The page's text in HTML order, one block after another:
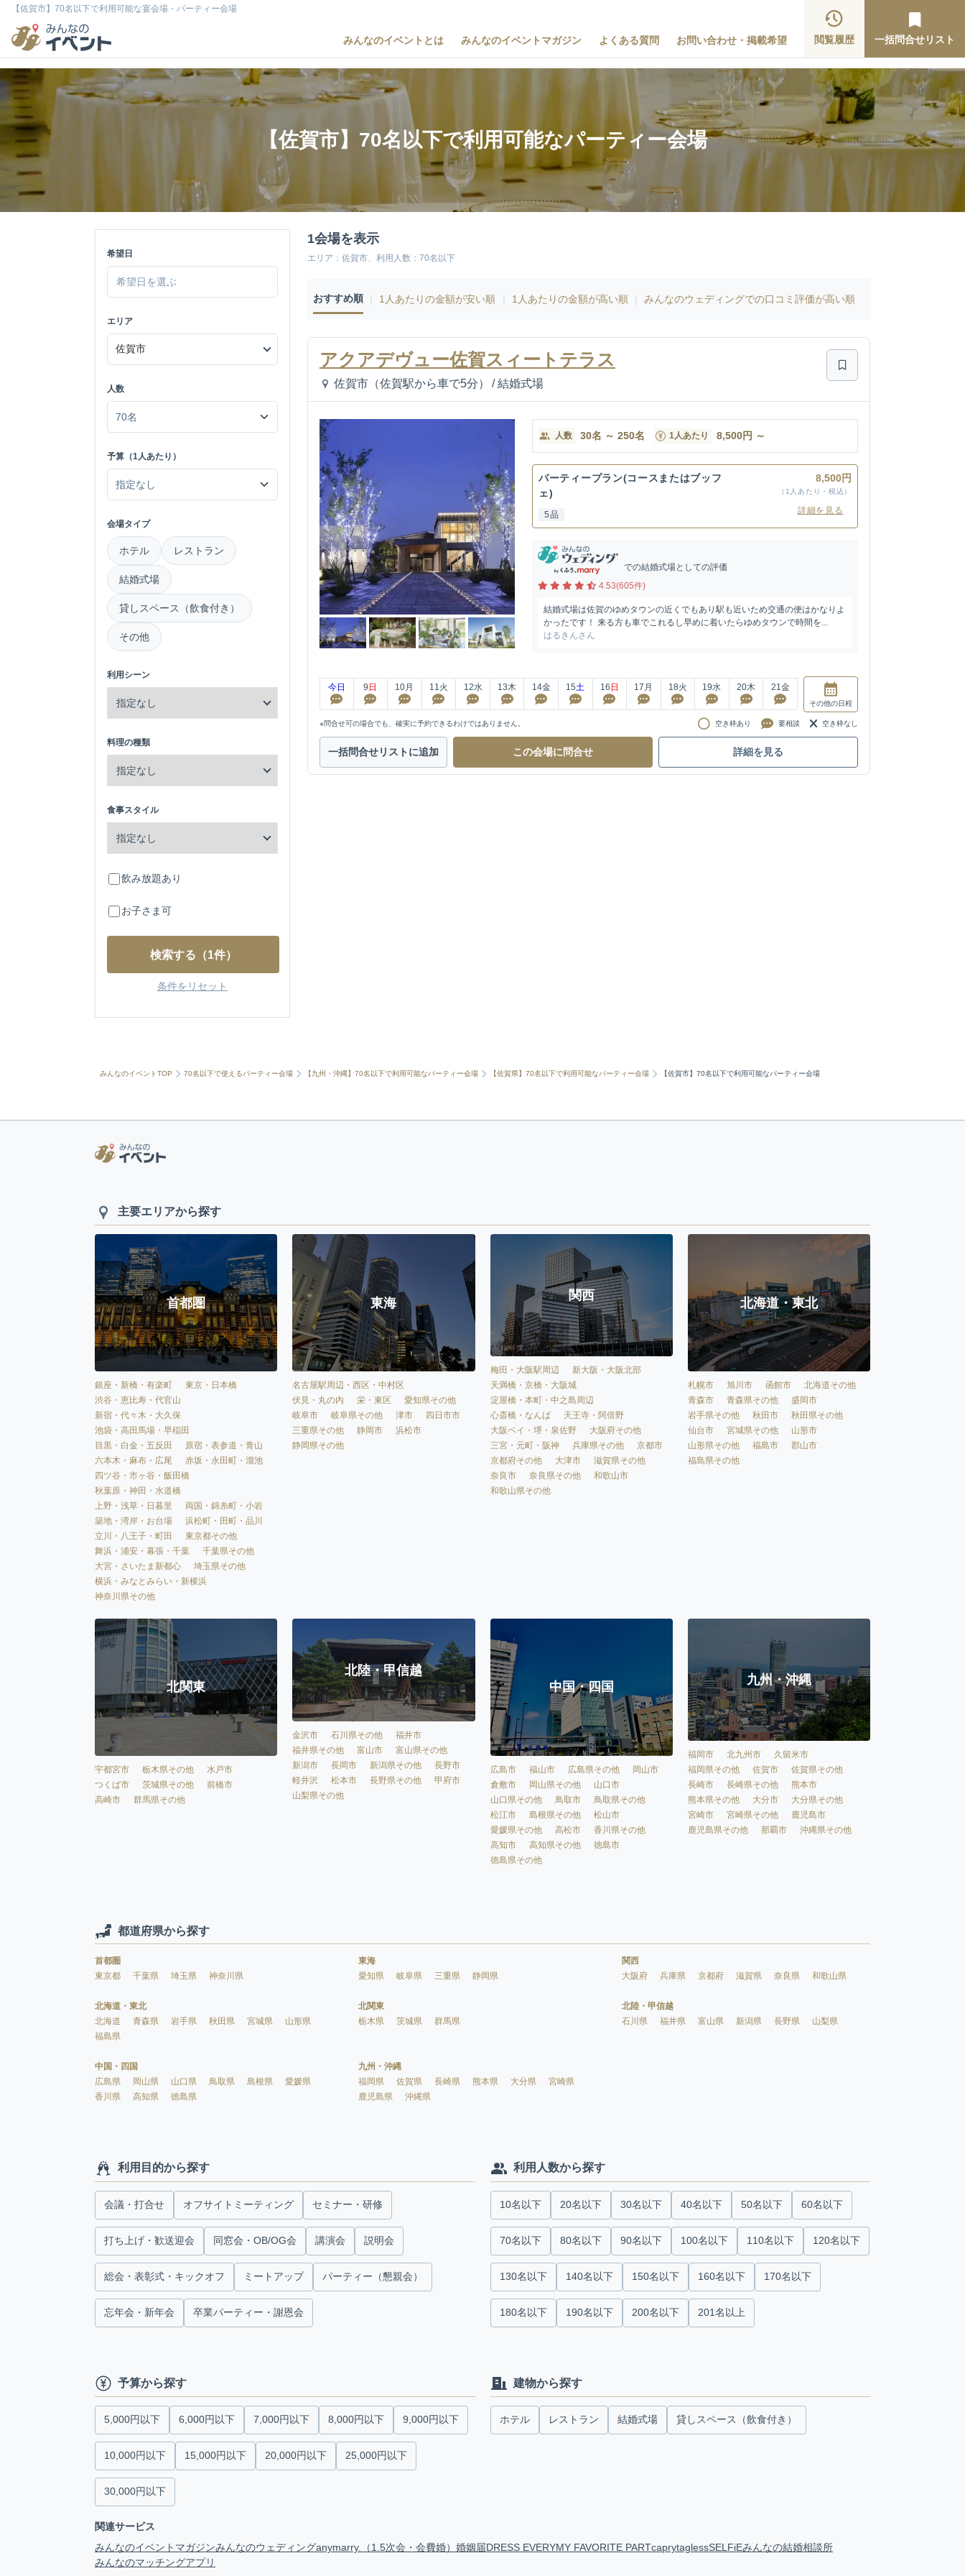
【佐賀市】70名以下で利用可能な宴会場・パーティー会場
みんなのイベントとは みんなのイベントマガジン よくある質問 お問い合わせ・掲載希望 閲覧履歴 一括問合せリスト
【佐賀市】70名以下で利用可能なパーティー会場
希望日
エリア
人数
予算（1人あたり）
会場タイプ
ホテル レストラン
結婚式場
貸しスペース（飲食付き）
その他
利用シーン
料理の種類
食事スタイル
飲み放題あり
お子さま可
検索する （1件）
条件をリセット
1会場を表示
エリア：佐賀市、利用人数：70名以下
おすすめ順 1人あたりの金額が安い順 1人あたりの金額が高い順 みんなのウェディングでの口コミ評価が高い順
アクアデヴュー佐賀スィートテラス
佐賀市（佐賀駅から車で5分） / 結婚式場
人数 30名 ～ 250名 1人あたり 8,500円 ～
パーティープラン(コースまたはブッフ
ェ)
5品
8,500円
（1人あたり・税込）
詳細を見る
での結婚式場としての評価
4.53(605件)
結婚式場は佐賀のゆめタウンの近くでもあり駅も近いため交通の便はかなりよ
かったです！ 来る方も車でこれるし早めに着いたらゆめタウンで時間を...
はるきんさん
今日 9 日 10月 11火 12水 13木 14金 15土 16 日 17 月 18火 19水 20木 21金
その他の日程
※問合せ可の場合でも、確実に予約できるわけではありません。 空き枠あり 要相談 空き枠なし
一括問合せリストに追加 この会場に問合せ 詳細を見る
みんなのイベントTOP 70名以下で使えるパーティー会場 【九州・沖縄】70名以下で利用可能なパーティー会場 【佐賀県】70名以下で利用可能なパーティー会場 【佐賀市】70名以下で利用可能なパーティー会場
主要エリアから探す
首都圏
銀座・新橋・有楽町
東京・日本橋
渋谷・恵比寿・代官山
新宿・代々木・大久保
池袋・高田馬場・早稲田
目黒・白金・五反田
原宿・表参道・青山
六本木・麻布・広尾
赤坂・永田町・溜池
四ツ谷・市ヶ谷・飯田橋
秋葉原・神田・水道橋
上野・浅草・日暮里
両国・錦糸町・小岩
築地・湾岸・お台場
浜松町・田町・品川
立川・八王子・町田
東京都その他
舞浜・浦安・幕張・千葉
千葉県その他
大宮・さいたま新都心
埼玉県その他
横浜・みなとみらい・新横浜
神奈川県その他
東海
名古屋駅周辺・西区・中村区
伏見・丸の内
栄・東区
愛知県その他
岐阜市
岐阜県その他 津市
四日市市
三重県その他
静岡市
浜松市
静岡県その他
関西
梅田・大阪駅周辺
新大阪・大阪北部
天満橋・京橋・大阪城
淀屋橋・本町・中之島周辺
心斎橋・なんば
天王寺・阿倍野
大阪ベイ・堺・泉佐野
大阪府その他
三宮・元町・阪神
兵庫県その他
京都市
京都府その他
大津市
滋賀県その他
奈良市
奈良県その他
和歌山市
和歌山県その他
北海道・東北
札幌市 旭川市 函館市
北海道その他
青森市
青森県その他
盛岡市
岩手県その他
秋田市
秋田県その他
仙台市
宮城県その他
山形市
山形県その他
福島市
郡山市
福島県その他
北関東
宇都宮市 栃木県その他
水戸市
つくば市
茨城県その他
前橋市
高崎市
群馬県その他
北陸・甲信越
金沢市 石川県その他
福井市
福井県その他
富山市
富山県その他
新潟市
長岡市 新潟県その他
長野市
軽井沢
松本市 長野県その他
甲府市
山梨県その他
中国・四国
広島市 福山市 広島県その他
岡山市
倉敷市
岡山県その他
山口市
山口県その他
鳥取市
鳥取県その他
松江市
島根県その他
松山市
愛媛県その他
高松市
香川県その他
高知市
高知県その他
徳島市
徳島県その他
九州・沖縄
福岡市 北九州市
久留米市
福岡県その他
佐賀市
佐賀県その他
長崎市
長崎県その他
熊本市
熊本県その他
大分市
大分県その他
宮崎市
宮崎県その他
鹿児島市
鹿児島県その他
那覇市 沖縄県その他
都道府県から探す
首都圏
東京都
千葉県 埼玉県 神奈川県
東海
愛知県
岐阜県 三重県 静岡県
関西
大阪府
兵庫県 京都府 滋賀県 奈良県 和歌山県
北海道・東北
北海道
青森県 岩手県 秋田県 宮城県
山形県
福島県
北関東
栃木県
茨城県 群馬県
北陸・甲信越
石川県
福井県 富山県 新潟県 長野県 山梨県
中国・四国
広島県
岡山県 山口県 鳥取県 島根県
愛媛県
香川県
高知県 徳島県
九州・沖縄
福岡県
佐賀県 長崎県 熊本県 大分県
宮崎県
鹿児島県
沖縄県
利用目的から探す
会議・打合せ オフサイトミーティング セミナー・研修
打ち上げ・歓送迎会 同窓会・OB/OG会 講演会 説明会
総会・表彰式・キックオフ ミートアップ パーティー（懇親会）
忘年会・新年会 卒業パーティー・謝恩会
利用人数から探す
10名以下 20名以下 30名以下 40名以下 50名以下 60名以下
70名以下 80名以下 90名以下 100名以下 110名以下 120名以下
130名以下 140名以下 150名以下 160名以下 170名以下
180名以下 190名以下 200名以下 201名以上
予算から探す
5,000円以下 6,000円以下 7,000円以下 8,000円以下 9,000円以下
10,000円以下 15,000円以下 20,000円以下 25,000円以下
30,000円以下
建物から探す
ホテル レストラン 結婚式場 貸しスペース（飲食付き）
関連サービス
みんなのイベントマガジンみんなのウェディングanymarry.（1.5次会・会費婚） 婚姻届DRESS EVERYMY FAVORITE PARTcaprytaglessSELFiEみんなの結婚相談所
みんなのマッチングアプリ